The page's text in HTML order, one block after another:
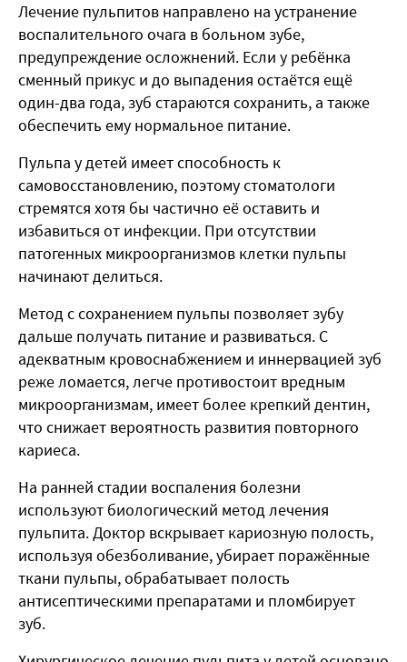
Лечение пульпитов направлено на устранение
воспалительного очага в больном зубе,
предупреждение осложнений. Если у ребёнка
сменный прикус и до выпадения остаётся ещё
один-два года, зуб стараются сохранить, а также
обеспечить ему нормальное питание.
Пульпа у детей имеет способность к
самовосстановлению, поэтому стоматологи
стремятся хотя бы частично её оставить и
избавиться от инфекции. При отсутствии
патогенных микроорганизмов клетки пульпы
начинают делиться.
Метод с сохранением пульпы позволяет зубу
дальше получать питание и развиваться. С
адекватным кровоснабжением и иннервацией зуб
реже ломается, легче противостоит вредным
микроорганизмам, имеет более крепкий дентин,
что снижает вероятность развития повторного
кариеса.
На ранней стадии воспаления болезни
используют биологический метод лечения
пульпита. Доктор вскрывает кариозную полость,
используя обезболивание, убирает поражённые
ткани пульпы, обрабатывает полость
антисептическими препаратами и пломбирует
зуб.